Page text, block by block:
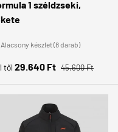
1 széldzseki,
Alacsony készlet (8 darab)
ár
től 29.640 Ft Normál ár
45.600 Ft